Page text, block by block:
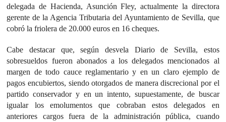
delegada de Hacienda, Asunción Fley, actualmente la directora
gerente de la Agencia Tributaria del Ayuntamiento de Sevilla, que
cobró la friolera de 20.000 euros en 16 cheques.
Cabe destacar que, según desvela Diario de Sevilla, estos
sobresueldos fueron abonados a los delegados mencionados al
margen de todo cauce reglamentario y en un claro ejemplo de
pagos encubiertos, siendo otorgados de manera discrecional por el
partido conservador y en un intento, supuestamente, de buscar
igualar los emolumentos que cobraban estos delegados en
anteriores cargos fuera de la administración pública, cuando